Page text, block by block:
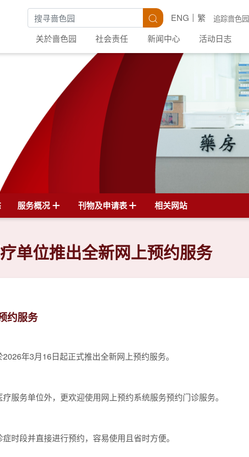
搜寻关键字 搜寻 追踪啬色园
ENG
繁
关於啬色园
社会责任 新闻中心 活动日志
服务概况 刊物及申请表 相关网站
单位推出全新网上预约服务
约服务
年3月16日起正式推出全新网上预约服务。
服务单位外，更欢迎使用网上预约系统服务预约门诊服务。
时段并直接进行预约，容易使用且省时方便。